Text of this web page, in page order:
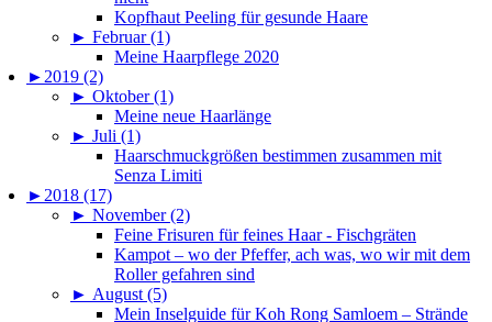
Kopfhaut Peeling für gesunde Haare
► Februar (1)
Meine Haarpflege 2020
► 2019 (2)
► Oktober (1)
Meine neue Haarlänge
► Juli (1)
Haarschmuckgrößen bestimmen zusammen mit
Senza Limiti
► 2018 (17)
► November (2)
Feine Frisuren für feines Haar - Fischgräten
Kampot – wo der Pfeffer, ach was, wo wir mit dem
Roller gefahren sind
► August (5)
Mein Inselguide für Koh Rong Samloem – Strände